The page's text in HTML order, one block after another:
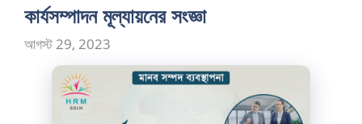
কার্যসম্পাদন মূল্যায়নের সংজ্ঞা
আগস্ট 29, 2023